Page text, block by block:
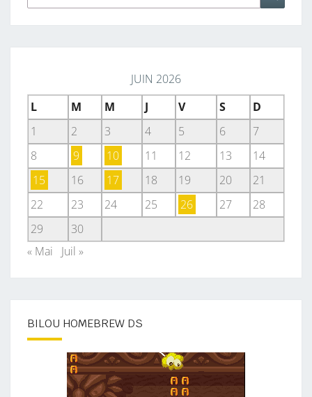
JUIN 2026
L
M M J V S
D
1
2 3 4 5 6
7
8
9 10 11 12 13
14
15
16 17 18 19 20
21
22
23 24 25 26 27
28
29
30
« Mai
Juil »
BILOU HOMEBREW DS